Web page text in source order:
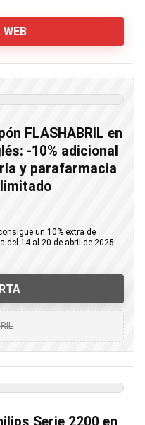
FLASHABRIL en
-10% adicional
y parafarmacia
un 10% extra de
del 14 al 20 de abril de 2025.